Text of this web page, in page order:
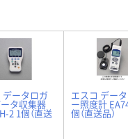
データロガ
タ収集器
2 1個（直送
エスコ デー
ー照度計
個（直送品）